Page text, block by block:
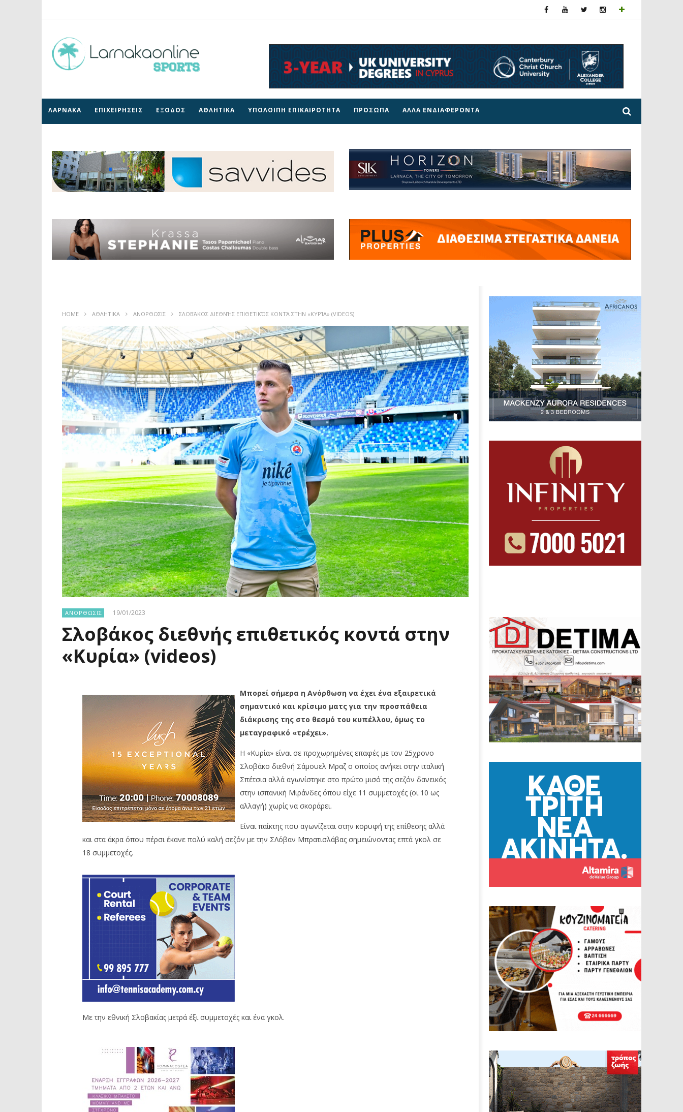
ΛΑΡΝΑΚΑ ΕΠΙΧΕΙΡΗΣΕΙΣ ΕΞΟΔΟΣ ΑΘΛΗΤΙΚΑ ΥΠΟΛΟΙΠΗ ΕΠΙΚΑΙΡΟΤΗΤΑ ΠΡΟΣΩΠΑ ΑΛΛΑ ΕΝΔΙΑΦΕΡΟΝΤΑ
HOME ΑΘΛΗΤΙΚΑ ΑΝΟΡΘΩΣΙΣ ΣΛΟΒΆΚΟΣ ΔΙΕΘΝΉΣ ΕΠΙΘΕΤΙΚΌΣ ΚΟΝΤΆ ΣΤΗΝ «ΚΥΡΊΑ» (VIDEOS)
ΑΝΟΡΘΩΣΙΣ 19/01/2023
Σλοβάκος διεθνής επιθετικός κοντά στην
«Κυρία» (videos)
Μπορεί σήμερα η Ανόρθωση να έχει ένα εξαιρετικά
σημαντικό και κρίσιμο ματς για την προσπάθεια
διάκρισης της στο θεσμό του κυπέλλου, όμως το
μεταγραφικό «τρέχει».
Η «Κυρία» είναι σε προχωρημένες επαφές με τον 25χρονο
Σλοβάκο διεθνή Σάμουελ Μραζ ο οποίος ανήκει στην ιταλική
Σπέτσια αλλά αγωνίστηκε στο πρώτο μισό της σεζόν δανεικός
στην ισπανική Μιράνδες όπου είχε 11 συμμετοχές (οι 10 ως
αλλαγή) χωρίς να σκοράρει.
Είναι παίκτης που αγωνίζεται στην κορυφή της επίθεσης αλλά
και στα άκρα όπου πέρσι έκανε πολύ καλή σεζόν με την ΣΛόβαν Μπρατισλάβας σημειώνοντας επτά γκολ σε
18 συμμετοχές.
Με την εθνική Σλοβακίας μετρά έξι συμμετοχές και ένα γκολ.